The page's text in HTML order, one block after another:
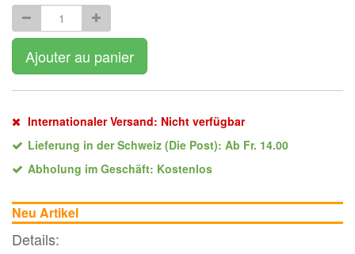
Ajouter au panier
Internationaler Versand: Nicht verfügbar
Lieferung in der Schweiz (Die Post): Ab Fr. 14.00
Abholung im Geschäft: Kostenlos
Neu Artikel
Details: